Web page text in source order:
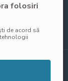
folosiri
de acord să